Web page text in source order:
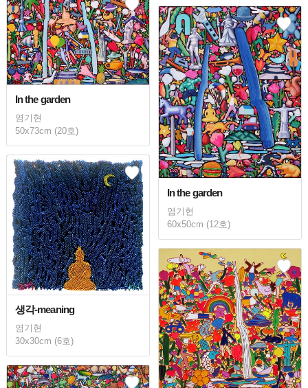
In the garden
염기현
50x73cm (20호)
In the garden
염기현
60x50cm (12호)
생각-meaning
염기현
30x30cm (6호)